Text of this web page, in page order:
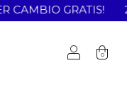
GRATIS! 20%
0